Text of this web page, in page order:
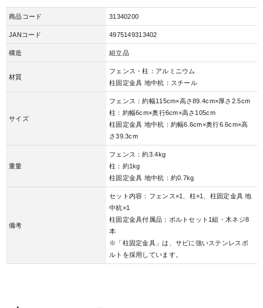
商品コード 31340200
JANコード 4975149313402
構造 組立品
材質
フェンス・柱：アルミニウム
柱固定金具 地中杭：スチール
サイズ
フェンス：約幅115cm×高さ89.4cm×厚さ2.5cm
柱：約幅6cm×奥行6cm×高さ105cm
柱固定金具 地中杭：約幅6.6cm×奥行6.6cm×高
さ39.3cm
重量
フェンス：約3.4kg
柱：約1kg
柱固定金具 地中杭：約0.7kg
備考
セット内容：フェンス×1、柱×1、柱固定金具 地
中杭×1
柱固定金具付属品：ボルトセット1組・木ネジ8
本
※「柱固定金具」は、サビに強いステンレスボ
ルトを採用しています。